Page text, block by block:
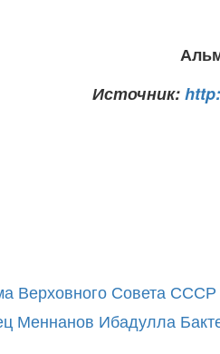
Источник:
Верховного Совета СССР
Меннанов Ибадулла